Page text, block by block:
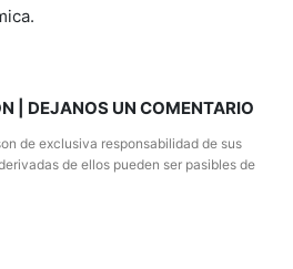
| DEJANOS UN COMENTARIO
de exclusiva responsabilidad de sus
de ellos pueden ser pasibles de